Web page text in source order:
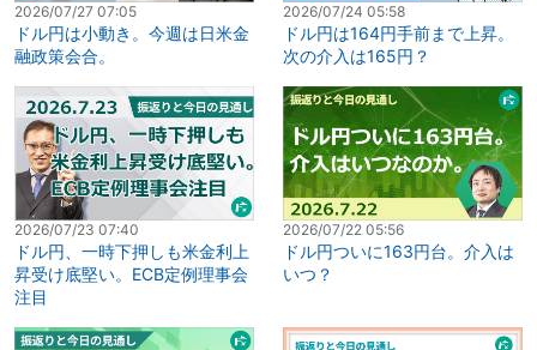
2026/07/27 07:05
ドル円は小動き。今週は日米金
融政策会合。
2026/07/24 05:58
ドル円は164円手前まで上昇。
次の介入は165円？
2026/07/23 07:40
ドル円、一時下押しも米金利上
昇受け底堅い。ECB定例理事会
注目
2026/07/22 05:56
ドル円ついに163円台。介入は
いつ？